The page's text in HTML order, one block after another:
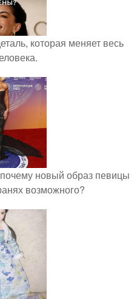
которая меняет весь
новый образ певицы
возможного?